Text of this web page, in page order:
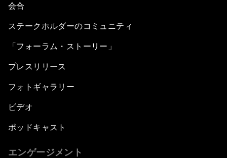
会合
ステークホルダーのコミュニティ
「フォーラム・ストーリー」
プレスリリース
フォトギャラリー
ビデオ
ポッドキャスト
エンゲージメント